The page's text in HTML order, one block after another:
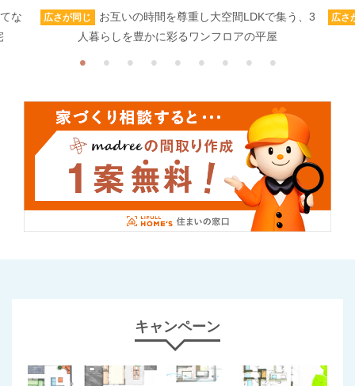
な
広さが同じ
お互いの時間を尊重し大空間LDKで集う、3
人暮らしを豊かに彩るワンフロアの平屋
広さ
キャンペーン